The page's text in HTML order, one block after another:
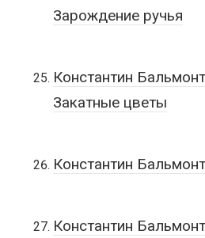
Зарождение ручья
Константин
Закатные цветы
Константин
Константин